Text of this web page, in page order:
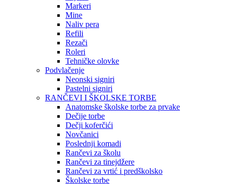
Markeri
Mine
Naliv pera
Refili
Rezači
Roleri
Tehničke olovke
Podvlačenje
Neonski signiri
Pastelni signiri
RANČEVI I ŠKOLSKE TORBE
Anatomske školske torbe za prvake
Dečije torbe
Dečji koferčići
Novčanici
Poslednji komadi
Rančevi za školu
Rančevi za tinejdžere
Rančevi za vrtić i predškolsko
Školske torbe